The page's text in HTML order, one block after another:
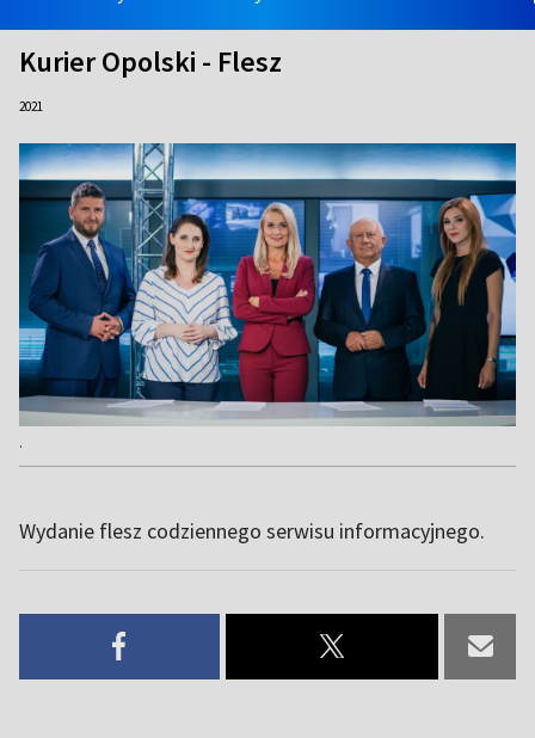
Kurier Opolski - Flesz
2021
.
Wydanie flesz codziennego serwisu informacyjnego.